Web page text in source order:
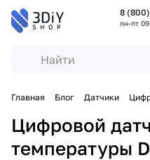
8
пн-пт
Главная Блог Датчики
Цифровой
температуры